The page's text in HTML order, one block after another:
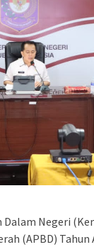
Negeri
(APBD)